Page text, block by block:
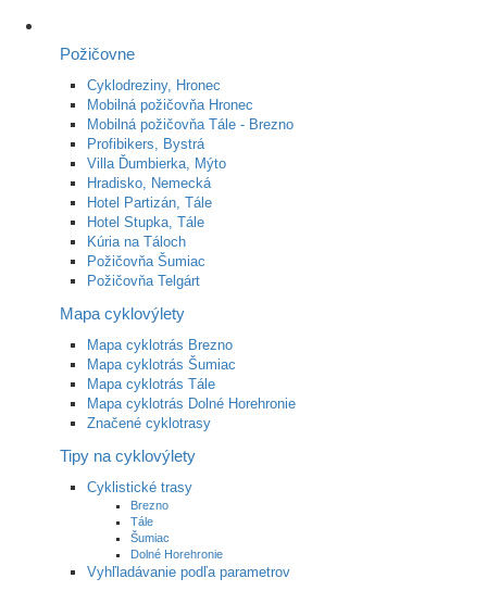
Požičovne
Cyklodreziny, Hronec
Mobilná požičovňa Hronec
Mobilná požičovňa Tále - Brezno
Profibikers, Bystrá
Villa Ďumbierka, Mýto
Hradisko, Nemecká
Hotel Partizán, Tále
Hotel Stupka, Tále
Kúria na Táloch
Požičovňa Šumiac
Požičovňa Telgárt
Mapa cyklovýlety
Mapa cyklotrás Brezno
Mapa cyklotrás Šumiac
Mapa cyklotrás Tále
Mapa cyklotrás Dolné Horehronie
Značené cyklotrasy
Tipy na cyklovýlety
Cyklistické trasy
Brezno
Tále
Šumiac
Dolné Horehronie
Vyhľladávanie podľa parametrov